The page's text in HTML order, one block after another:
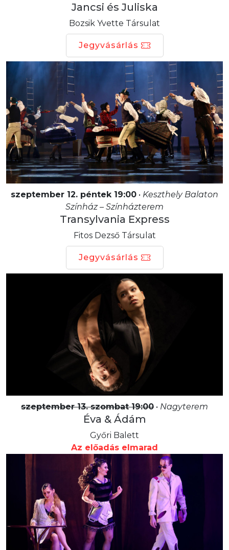
Jancsi és Juliska
Bozsik Yvette Társulat
Jegyvásárlás
szeptember 12. péntek 19:00 • Keszthely Balaton
Színház – Színházterem
Transylvania Express
Fitos Dezső Társulat
Jegyvásárlás
szeptember 13. szombat 19:00 • Nagyterem
Éva & Ádám
Győri Balett
Az előadás elmarad